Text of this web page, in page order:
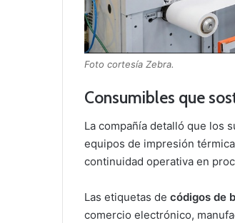
Foto cortesía Zebra.
Consumibles que
La compañía detalló que los
equipos de impresión
continuidad operativa en
Las etiquetas de códigos de
comercio electrónico,